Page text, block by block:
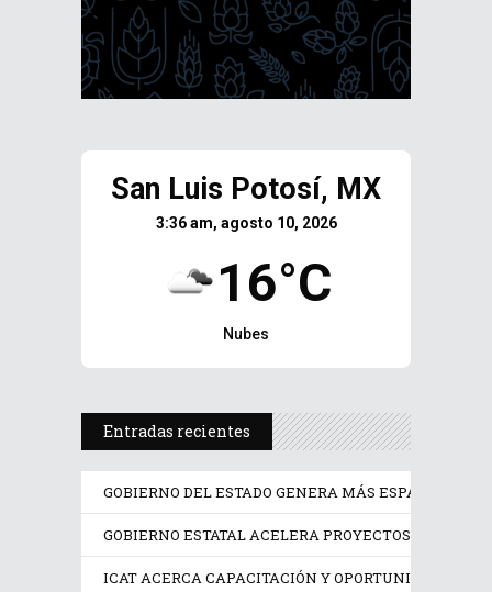
San Luis Potosí, MX
3:36 am, agosto 10, 2026
16°C
Nubes
Entradas recientes
GOBIERNO DEL ESTADO GENERA MÁS ESPACIOS
GOBIERNO ESTATAL ACELERA PROYECTOS
ICAT ACERCA CAPACITACIÓN Y OPORTUNIDADES